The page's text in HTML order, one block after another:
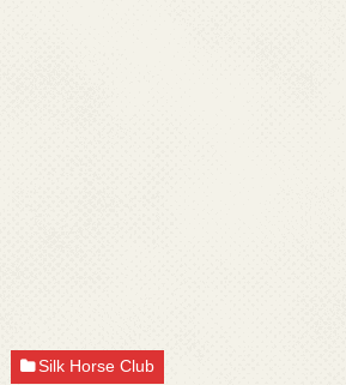
Silk Horse Club